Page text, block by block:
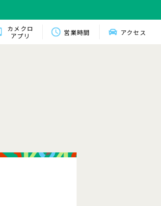
カメクロ
アプリ
営業時間 アクセス